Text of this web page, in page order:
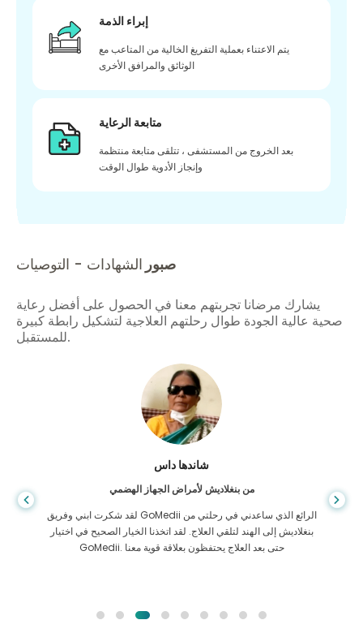
إبراء الذمة
يتم الاعتناء بعملية التفريغ الخالية من المتاعب مع
الوثائق والمرافق الأخرى
متابعة الرعاية
بعد الخروج من المستشفى ، تتلقى متابعة منتظمة
وإنجاز الأدوية طوال الوقت
صبور الشهادات - التوصيات
يشارك مرضانا تجربتهم معنا في الحصول على أفضل رعاية
صحية عالية الجودة طوال رحلتهم العلاجية لتشكيل رابطة كبيرة
للمستقبل.
شاندها داس
من بنغلاديش لأمراض الجهاز الهضمي
لقد شكرت ابني وفريق GoMedii الرائع الذي ساعدني في رحلتي من
بنغلاديش إلى الهند لتلقي العلاج. لقد اتخذنا الخيار الصحيح في اختيار
GoMedii. حتى بعد العلاج يحتفظون بعلاقة قوية معنا